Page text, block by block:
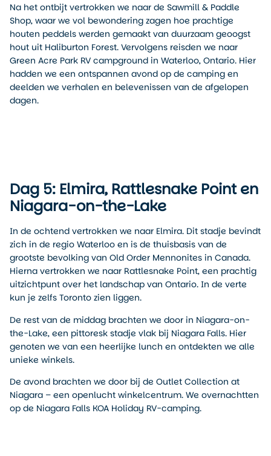
Na het ontbijt vertrokken we naar de Sawmill & Paddle
Shop, waar we vol bewondering zagen hoe prachtige
houten peddels werden gemaakt van duurzaam geoogst
hout uit Haliburton Forest. Vervolgens reisden we naar
Green Acre Park RV campground in Waterloo, Ontario. Hier
hadden we een ontspannen avond op de camping en
deelden we verhalen en belevenissen van de afgelopen
dagen.
Dag 5: Elmira, Rattlesnake Point en
Niagara-on-the-Lake
In de ochtend vertrokken we naar Elmira. Dit stadje bevindt
zich in de regio Waterloo en is de thuisbasis van de
grootste bevolking van Old Order Mennonites in Canada.
Hierna vertrokken we naar Rattlesnake Point, een prachtig
uitzichtpunt over het landschap van Ontario. In de verte
kun je zelfs Toronto zien liggen.
De rest van de middag brachten we door in Niagara-on-
the-Lake, een pittoresk stadje vlak bij Niagara Falls. Hier
genoten we van een heerlijke lunch en ontdekten we alle
unieke winkels.
De avond brachten we door bij de Outlet Collection at
Niagara – een openlucht winkelcentrum. We overnachtten
op de Niagara Falls KOA Holiday RV-camping.